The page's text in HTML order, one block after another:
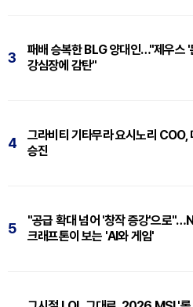
3
패배 승복한 BLG 양대인…"제우스 '
강심장에 감탄"
4
그라비티 기타무라 요시노리 COO,
승진
5
"공급 확대 넘어 '창작 증강'으로
크래프톤이 보는 'AI와 게임'